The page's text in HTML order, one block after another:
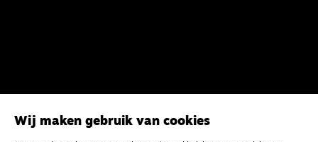
Wij maken gebruik van cookies